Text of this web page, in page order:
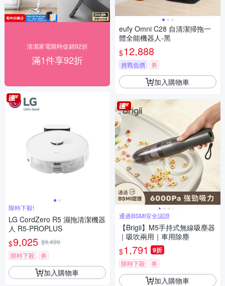
清潔家電限時促銷92折
滿1件享92折
限時下殺!
LG CordZero R5 濕拖清潔機器
人 R5-PROPLUS
$9,025 $9,499
限時下殺
券
加入購物車
eufy Omni C28 自清潔掃拖一
體全能機器人-黑
$12,888
挑戰低價 券
加入購物車
通過BSMI安全認證
【Brigii】M5手持式無線吸塵器
｜吸吹兩用｜車用除塵
$1,791 9折
限時下殺 券
加入購物車